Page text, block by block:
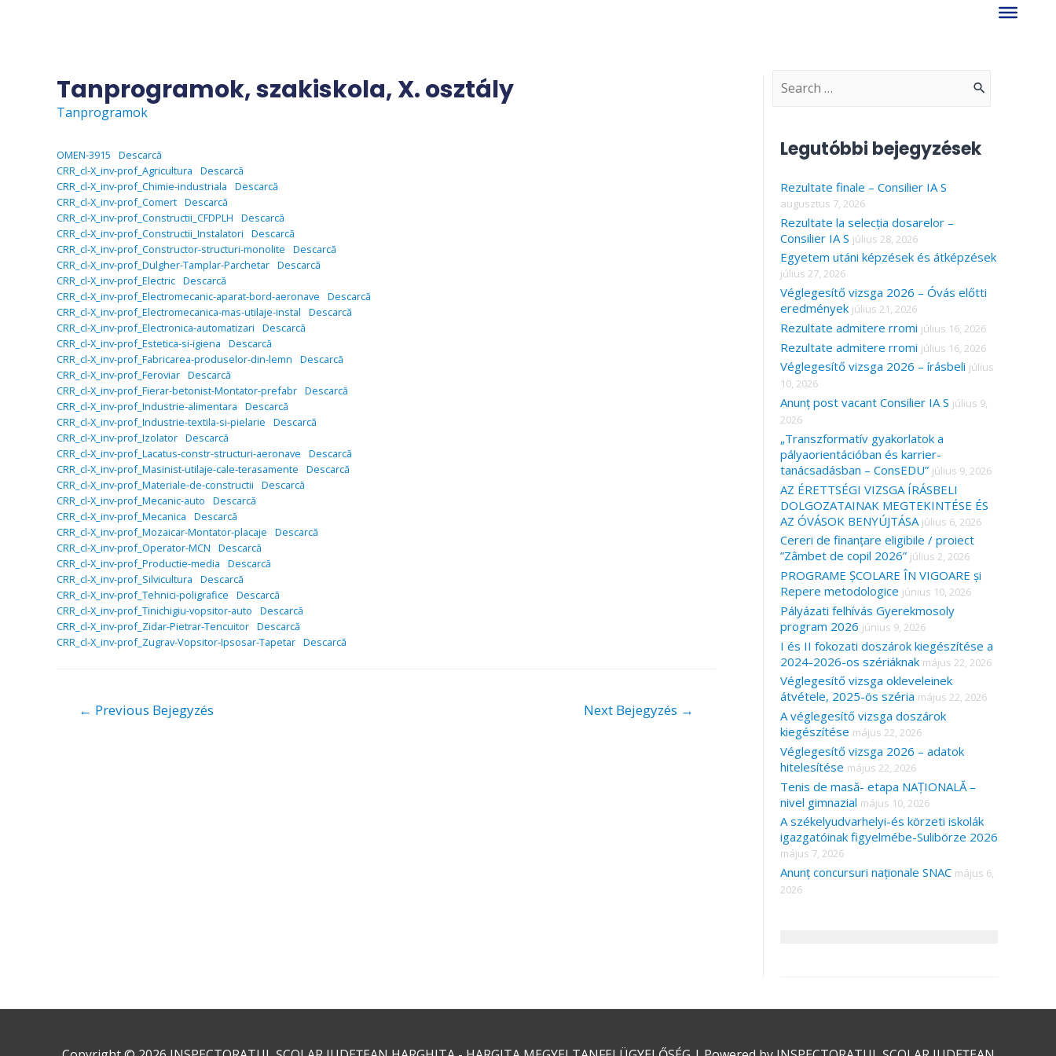
Tanprogramok, szakiskola, X. osztály
Tanprogramok
OMEN-3915
Descarcă
CRR_cl-X_inv-prof_Agricultura
Descarcă
CRR_cl-X_inv-prof_Chimie-industriala
Descarcă
CRR_cl-X_inv-prof_Comert Descarcă
CRR_cl-X_inv-prof_Constructii_CFDPLH
Descarcă
CRR_cl-X_inv-prof_Constructii_Instalatori
Descarcă
CRR_cl-X_inv-prof_Constructor-structuri-monolite
Descarcă
CRR_cl-X_inv-prof_Dulgher-Tamplar-Parchetar Descarcă
CRR_cl-X_inv-prof_Electric Descarcă
CRR_cl-X_inv-prof_Electromecanic-aparat-bord-aeronave
Descarcă
CRR_cl-X_inv-prof_Electromecanica-mas-utilaje-instal
Descarcă
CRR_cl-X_inv-prof_Electronica-automatizari
Descarcă
CRR_cl-X_inv-prof_Estetica-si-igiena
Descarcă
CRR_cl-X_inv-prof_Fabricarea-produselor-din-lemn
Descarcă
CRR_cl-X_inv-prof_Feroviar Descarcă
CRR_cl-X_inv-prof_Fierar-betonist-Montator-prefabr Descarcă
CRR_cl-X_inv-prof_Industrie-alimentara
Descarcă
CRR_cl-X_inv-prof_Industrie-textila-si-pielarie
Descarcă
CRR_cl-X_inv-prof_Izolator Descarcă
CRR_cl-X_inv-prof_Lacatus-constr-structuri-aeronave
Descarcă
CRR_cl-X_inv-prof_Masinist-utilaje-cale-terasamente
Descarcă
CRR_cl-X_inv-prof_Materiale-de-constructii
Descarcă
CRR_cl-X_inv-prof_Mecanic-auto
Descarcă
CRR_cl-X_inv-prof_Mecanica
Descarcă
CRR_cl-X_inv-prof_Mozaicar-Montator-placaje
Descarcă
CRR_cl-X_inv-prof_Operator-MCN
Descarcă
CRR_cl-X_inv-prof_Productie-media
Descarcă
CRR_cl-X_inv-prof_Silvicultura
Descarcă
CRR_cl-X_inv-prof_Tehnici-poligrafice
Descarcă
CRR_cl-X_inv-prof_Tinichigiu-vopsitor-auto
Descarcă
CRR_cl-X_inv-prof_Zidar-Pietrar-Tencuitor Descarcă
CRR_cl-X_inv-prof_Zugrav-Vopsitor-Ipsosar-Tapetar Descarcă
Bejegyzés
← Previous Bejegyzés Next Bejegyzés →
S
c
h
f
o
r
:
Legutóbbi bejegyzések
Rezultate finale – Consilier IA S
augusztus 7, 2026
Rezultate la selecția dosarelor –
Consilier IA S július 28, 2026
Egyetem utáni képzések és átképzések
július 27, 2026
Véglegesítő vizsga 2026 – Óvás előtti
eredmények július 21, 2026
Rezultate admitere rromi július 16, 2026
Rezultate admitere rromi július 16, 2026
Véglegesítő vizsga 2026 – írásbeli július
10, 2026
Anunț post vacant Consilier IA S július 9,
2026
„Transzformatív gyakorlatok a
pályaorientációban és karrier-
tanácsadásban – ConsEDU” július 9, 2026
AZ ÉRETTSÉGI VIZSGA ÍRÁSBELI
DOLGOZATAINAK MEGTEKINTÉSE ÉS
AZ ÓVÁSOK BENYÚJTÁSA július 6, 2026
Cereri de finanțare eligibile / proiect
”Zâmbet de copil 2026” július 2, 2026
PROGRAME ȘCOLARE ÎN VIGOARE și
Repere metodologice június 10, 2026
Pályázati felhívás Gyerekmosoly
program 2026 június 9, 2026
I és II fokozati doszárok kiegészítése a
2024-2026-os szériáknak május 22, 2026
Véglegesítő vizsga okleveleinek
átvétele, 2025-ös széria május 22, 2026
A véglegesítő vizsga doszárok
kiegészítése május 22, 2026
Véglegesítő vizsga 2026 – adatok
hitelesítése május 22, 2026
Tenis de masă- etapa NAȚIONALĂ –
nivel gimnazial május 10, 2026
A székelyudvarhelyi-és körzeti iskolák
igazgatóinak figyelmébe-Sulibörze 2026
május 7, 2026
Anunț concursuri naționale SNAC május 6,
2026